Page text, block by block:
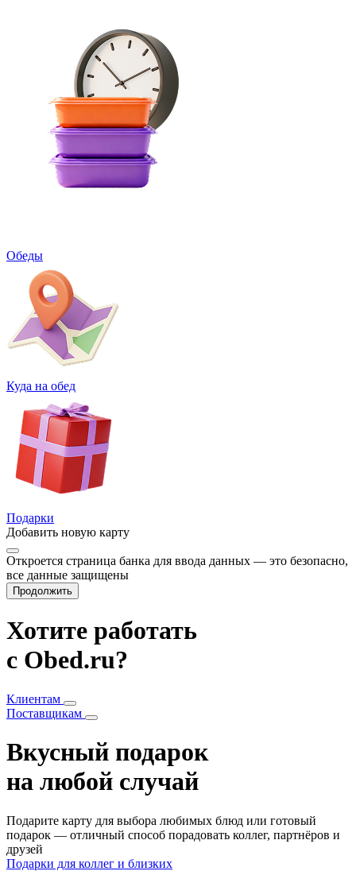
Обеды
Куда на обед
Подарки
Добавить новую карту
Откроется страница банка для ввода данных — это безопасно,
все данные защищены
Продолжить
Хотите работать
с Obed.ru?
Клиентам
Поставщикам
Вкусный подарок
на любой случай
Подарите карту для выбора любимых блюд или готовый
подарок — отличный способ порадовать коллег, партнёров и
друзей
Подарки для коллег и близких